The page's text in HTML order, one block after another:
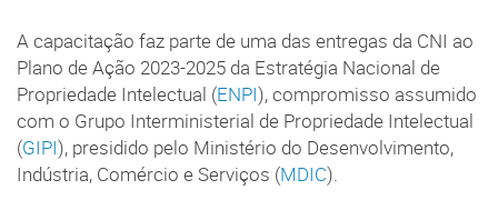
A capacitação faz parte de uma das entregas da CNI ao
Plano de Ação 2023-2025 da Estratégia Nacional de
Propriedade Intelectual (ENPI), compromisso assumido
com o Grupo Interministerial de Propriedade Intelectual
(GIPI), presidido pelo Ministério do Desenvolvimento,
Indústria, Comércio e Serviços (MDIC).